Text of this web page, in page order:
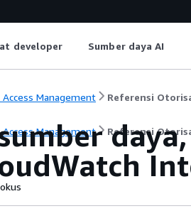
developer Sumber daya AI
Management Referensi
Management Referensi